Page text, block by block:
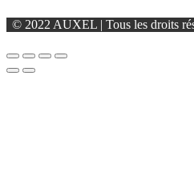
© 2022 AUXEL | Tous les droits